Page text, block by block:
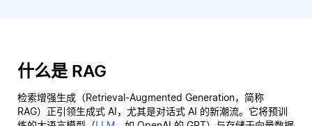
什么是 RAG
检索增强生成（Retrieval-Augmented Generation，简称
RAG）正引领生成式 AI，尤其是对话式 AI 的新潮流。它将预训